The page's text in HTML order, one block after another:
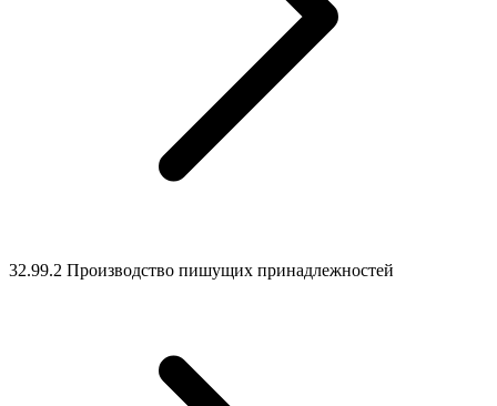
32.99.2 Производство пишущих принадлежностей